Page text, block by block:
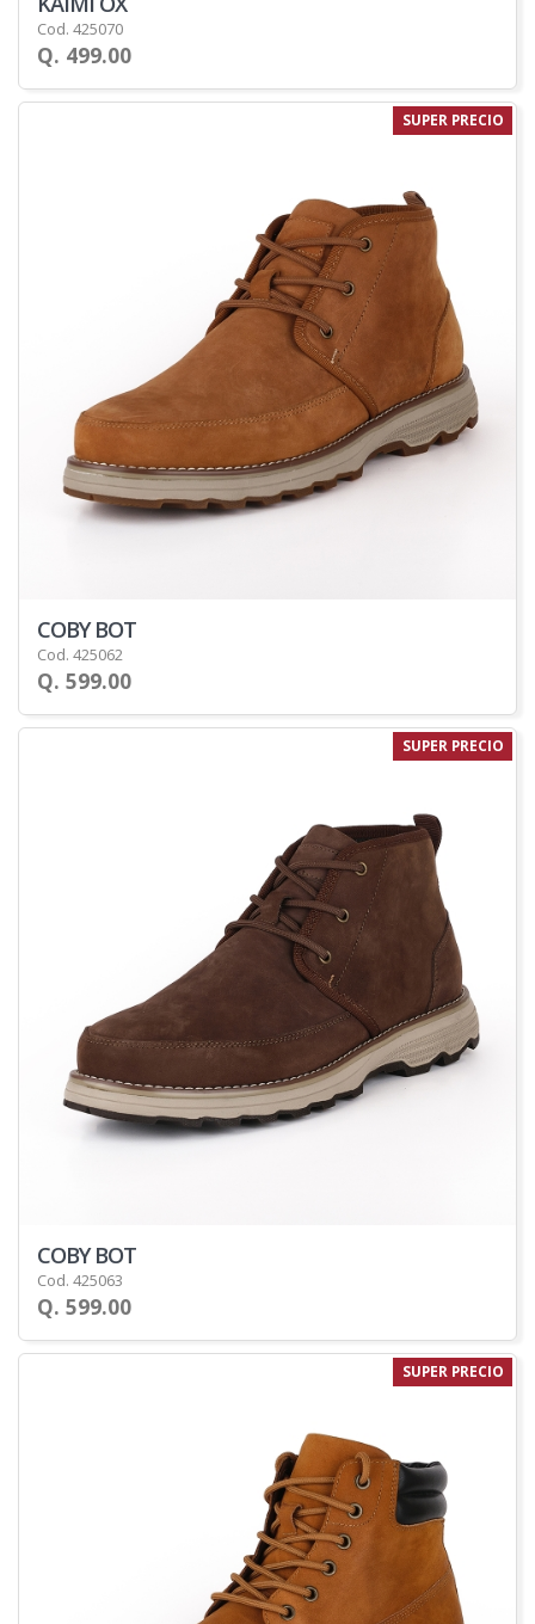
Cod. 425070
Q. 499.00
SUPER PRECIO
COBY BOT
Cod. 425062
Q. 599.00
SUPER PRECIO
COBY BOT
Cod. 425063
Q. 599.00
SUPER PRECIO